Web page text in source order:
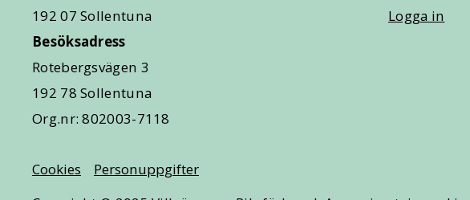
192 07 Sollentuna
Besöksadress
Rotebergsvägen 3
192 78 Sollentuna
Org.nr: 802003-7118
Logga in
Cookies
Personuppgifter